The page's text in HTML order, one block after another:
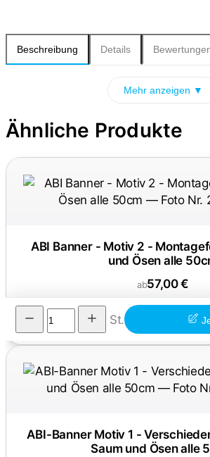
Beschreibung Details
Mehr anzeigen ▼
Ähnliche Produkte
ABI Banner - Motiv 2 -
und Ösen alle
ab57,00 €
ABI-Banner Motiv 1 -
Saum und Ösen alle
St.